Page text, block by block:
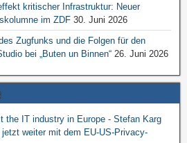
kritischer Infrastruktur: Neuer
im ZDF 30. Juni 2026
Zugfunks und die Folgen für den
bei „Buten un Binnen“ 26. Juni 2026
the IT industry in Europe - Stefan Karg
weiter mit dem EU-US-Privacy-